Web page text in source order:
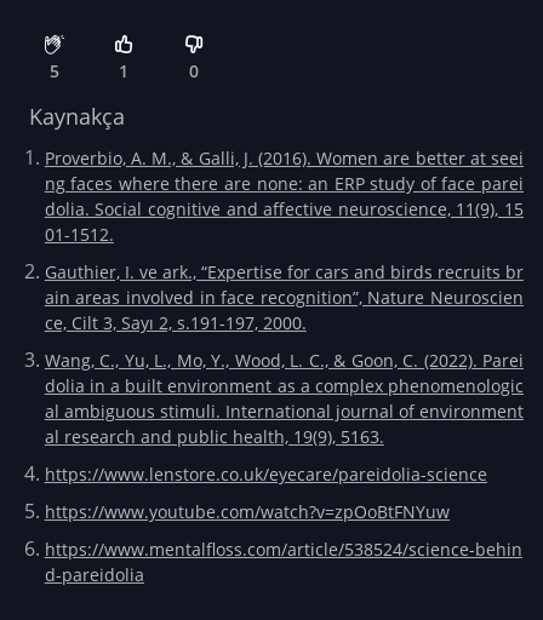
5 1 0
Kaynakça
Proverbio, A. M., & Galli, J. (2016). Women are better at seei
ng faces where there are none: an ERP study of face parei
dolia. Social cognitive and affective neuroscience, 11(9), 15
01-1512.
Gauthier, I. ve ark., “Expertise for cars and birds recruits br
ain areas involved in face recognition”, Nature Neuroscien
ce, Cilt 3, Sayı 2, s.191-197, 2000.
Wang, C., Yu, L., Mo, Y., Wood, L. C., & Goon, C. (2022). Parei
dolia in a built environment as a complex phenomenologic
al ambiguous stimuli. International journal of environment
al research and public health, 19(9), 5163.
https://www.lenstore.co.uk/eyecare/pareidolia-science
https://www.youtube.com/watch?v=zpOoBtFNYuw
https://www.mentalfloss.com/article/538524/science-behin
d-pareidolia